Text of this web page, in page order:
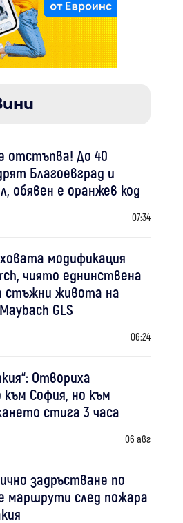
отстъпва! До 40
Благоевград и
обявен е оранжев код
07:34
модификация
чиято еднинствена
стъжни живота на
GLS
06:24
Отвориха
София, но към
стига 3 часа
06 авг
задръстване по
маршрути след пожара